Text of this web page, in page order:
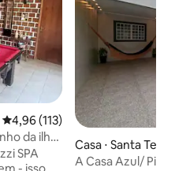
4,96 de uma avaliação média de
4,96 (113)
da ilha
SPA
Casa ⋅ Santa
A Casa Azul/